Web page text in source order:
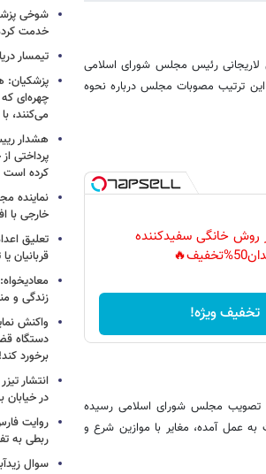
لاریجانی رئیس مجلس شورای اسلامی
ترتیب مصوبات مجلس درباره نحوه
روش خانگی سفیدکننده
تخفیف ویژه!
تصویب مجلس شورای اسلامی رسیده
عمل آمده، مغایر با موازین شرع و
شوخی
خدمت
تیمسار
پزشکیان:
چهره‌ای
می‌کنند،
هشدار
پرداختی
کرده است
نماینده
خارجی با
تعلیق
زندگی و
واکنش
دستگاه
برخورد کند!
انتشار
در خیابان
روایت
ربطی به
سوال